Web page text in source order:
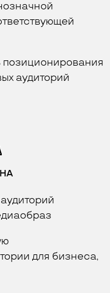
позиционирования
аудиторий
для бизнеса,